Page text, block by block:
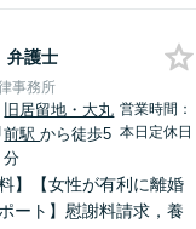
弁護士
事務所
旧居留地・大丸
前駅から徒歩5
分
営業時間：
本日定休日
】【女性が有利に離婚
ート】慰謝料請求，養